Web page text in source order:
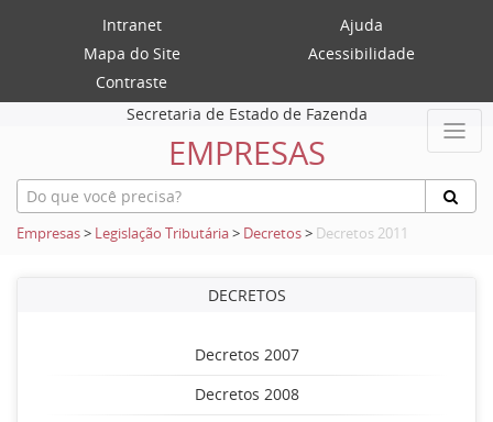
Intranet
Ajuda
Mapa do Site
Acessibilidade
Contraste
Secretaria de Estado de Fazenda
EMPRESAS
Empresas> Legislação Tributária> Decretos> Decretos 2011
DECRETOS
Decretos 2007
Decretos 2008